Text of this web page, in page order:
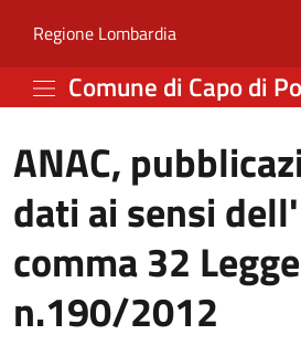
ANAC,
Regione Lombardia(apre in un'altra
Comune di Capo di
ANAC,
dati ai sensi
comma 32 Legge
n.190/2012